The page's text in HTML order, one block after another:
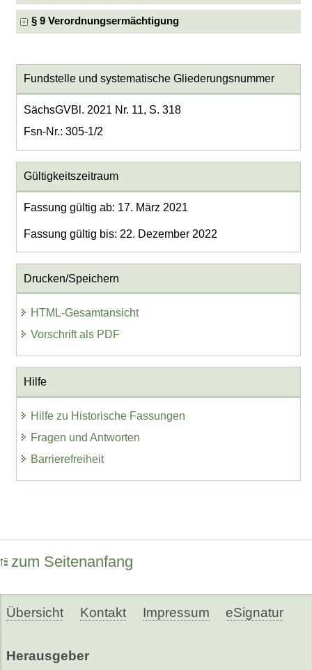
§ 9 Verordnungsermächtigung
Fundstelle und systematische Gliederungsnummer
SächsGVBl. 2021 Nr. 11, S. 318
Fsn-Nr.: 305-1/2
Gültigkeitszeitraum
Fassung gültig ab: 17. März 2021
Fassung gültig bis: 22. Dezember 2022
Drucken/Speichern
HTML-Gesamtansicht
Vorschrift als PDF
Hilfe
Hilfe zu Historische Fassungen
Fragen und Antworten
Barrierefreiheit
zum Seitenanfang
Übersicht Kontakt Impressum eSignatur
Herausgeber